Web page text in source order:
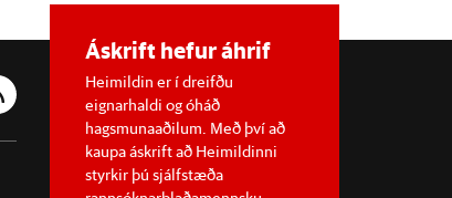
Áskrift hefur áhrif
Heimildin er í dreifðu
eignarhaldi og óháð
hagsmunaaðilum. Með því að
kaupa áskrift að Heimildinni
styrkir þú sjálfstæða